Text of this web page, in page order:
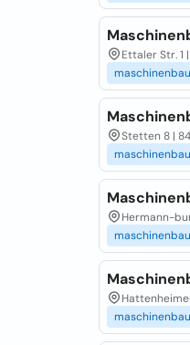
Ettaler Str. 1
maschinenbau
Stetten 8 |
maschinenbau
Hermann-
maschinenbau
maschinenbau